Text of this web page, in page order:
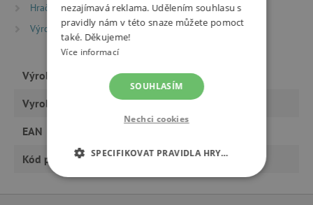
Hračky dle typu
Výrobci
Zdravá lahev
Výrobce Zdravá lahev
Vyrobeno v Evropě ano
EAN
Kód produktu ZL_8981512_xx
nezajímavá reklama. Udělením souhlasu s
pravidly nám v této snaze můžete pomoct
také. Děkujeme!
Více informací
SOUHLASÍM
Nechci cookies
SPECIFIKOVAT PRAVIDLA HRY…